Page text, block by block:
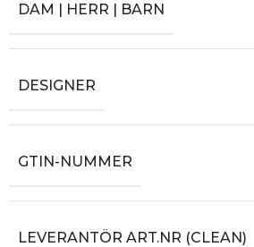
DAM | HERR | BARN
DESIGNER
GTIN-NUMMER
LEVERANTÖR ART.NR (CLEAN)